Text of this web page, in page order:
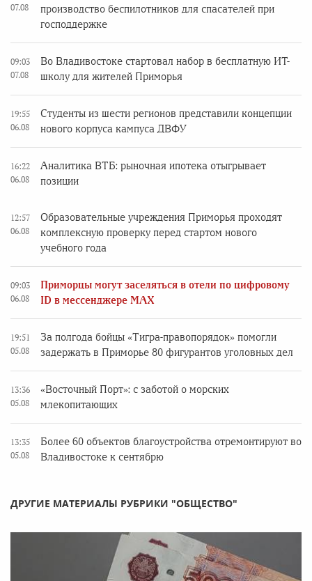
07.08
производство беспилотников для спасателей при
господдержке
09:03
07.08
Во Владивостоке стартовал набор в бесплатную ИТ-
школу для жителей Приморья
19:55
06.08
Студенты из шести регионов представили концепции
нового корпуса кампуса ДВФУ
16:22
06.08
Аналитика ВТБ: рыночная ипотека отыгрывает
позиции
12:57
06.08
Образовательные учреждения Приморья проходят
комплексную проверку перед стартом нового
учебного года
09:03
06.08
Приморцы могут заселяться в отели по цифровому
ID в мессенджере MAX
19:51
05.08
За полгода бойцы «Тигра-правопорядок» помогли
задержать в Приморье 80 фигурантов уголовных дел
13:36
05.08
«Восточный Порт»: с заботой о морских
млекопитающих
13:35
05.08
Более 60 объектов благоустройства отремонтируют во
Владивостоке к сентябрю
ДРУГИЕ МАТЕРИАЛЫ РУБРИКИ "ОБЩЕСТВО"